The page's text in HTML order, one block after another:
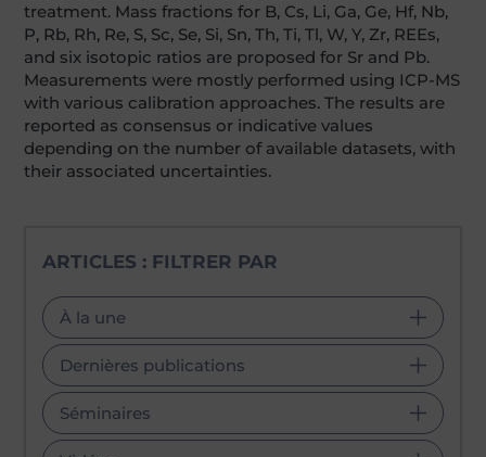
treatment. Mass fractions for B, Cs, Li, Ga, Ge, Hf, Nb,
P, Rb, Rh, Re, S, Sc, Se, Si, Sn, Th, Ti, Tl, W, Y, Zr, REEs,
and six isotopic ratios are proposed for Sr and Pb.
Measurements were mostly performed using ICP-MS
with various calibration approaches. The results are
reported as consensus or indicative values
depending on the number of available datasets, with
their associated uncertainties.
ARTICLES : FILTRER PAR
À la une
Dernières publications
Séminaires